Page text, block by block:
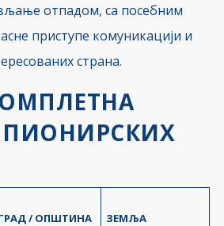
отпадом, са посебним
приступе комуникацији и
страна.
ПИОНИРСКИХ
/ ОПШТИНА ЗЕМЉА